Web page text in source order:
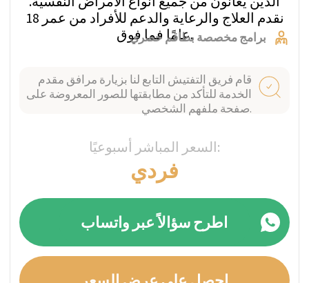
نحن مستشارون طبيون محايدون ولدينا
سنوات من الخبرة في الرعاية السكنية
والرعاية الخارجية. ستقوم خدمة
كيف تضمن السرية؟
في أي مرحلة من العملية، لا نحتاج إلى
تكون شفافة ومباشرة إلى العيادة دون رسوم
خفية أو زيادات: غالبًا ما تستخدم العيادات
كيانات دفع منفصلة لإخفاء التحويلات إلى
اطلب استشارة مجانية
الآن اطلب استشارة أولية غير ملزمة (10 دقائق) مع
فريقنا المتمرس. خلال هذه الاستشارة، هدفنا
هو فهمك واهتماماتك الشخصية من أجل إعداد